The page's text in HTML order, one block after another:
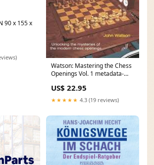
90 x 155 x
Watson: Mastering the Chess
Openings Vol. 1 metadata-
US$ 22.95
★★★★★ 4.3 (19 reviews)